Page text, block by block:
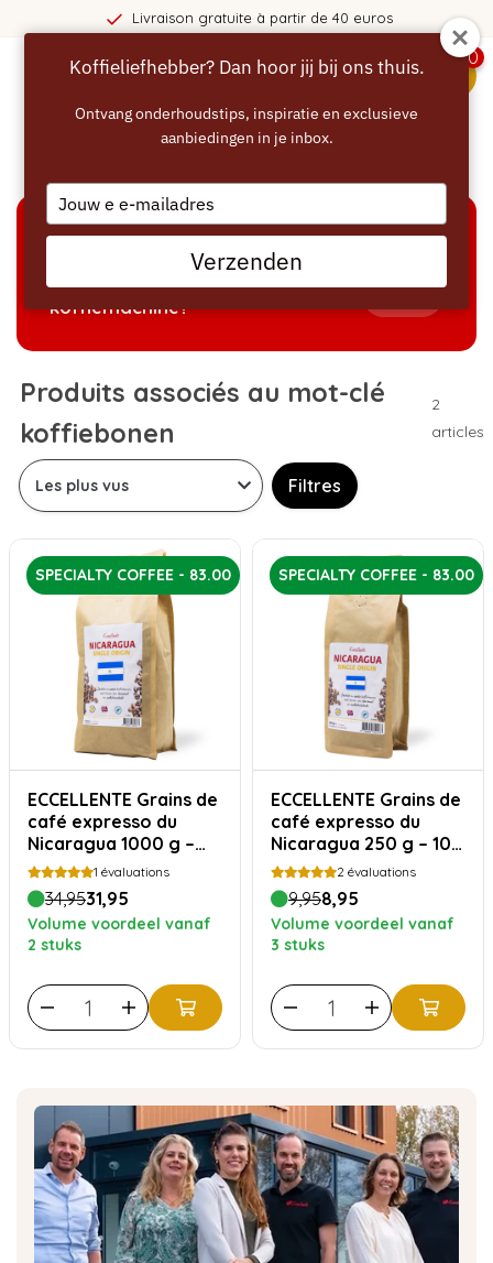
Livraison gratuite à partir de 40 euros
0
Welke producten passen bij mijn
koffiemachine?
Produits associés au mot-clé
koffiebonen
2
articles
Filtres
SPECIALTY COFFEE - 83.00
ECCELLENTE Grains de
café expresso du
Nicaragua 1000 g –
100 % Arabica, doux
et onctueux
1 évaluations
34,9531,95
Volume voordeel vanaf
2 stuks
SPECIALTY COFFEE - 83.00
ECCELLENTE Grains de
café expresso du
Nicaragua 250 g – 100
% Arabica, doux et
onctueux
2 évaluations
9,958,95
Volume voordeel vanaf
3 stuks
Koffieliefhebber? Dan hoor jij bij ons thuis.
Ontvang onderhoudstips, inspiratie en exclusieve
aanbiedingen in je inbox.
Type
your
email
Verzenden